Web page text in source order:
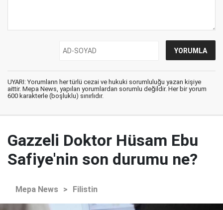
UYARI: Yorumların her türlü cezai ve hukuki sorumluluğu yazan kişiye
aittir. Mepa News, yapılan yorumlardan sorumlu değildir. Her bir yorum
600 karakterle (boşluklu) sınırlıdır.
Gazzeli Doktor Hüsam Ebu
Safiye'nin son durumu ne?
Mepa News > Filistin